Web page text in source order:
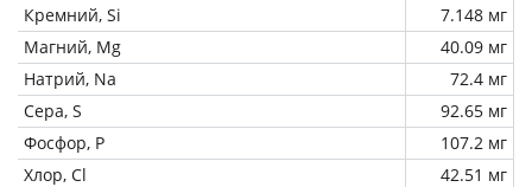
Кремний, Si
7.148 мг
Магний, Mg
40.09 мг
Натрий, Na
72.4 мг
Сера, S
92.65 мг
Фосфор, P
107.2 мг
Хлор, Cl
42.51 мг